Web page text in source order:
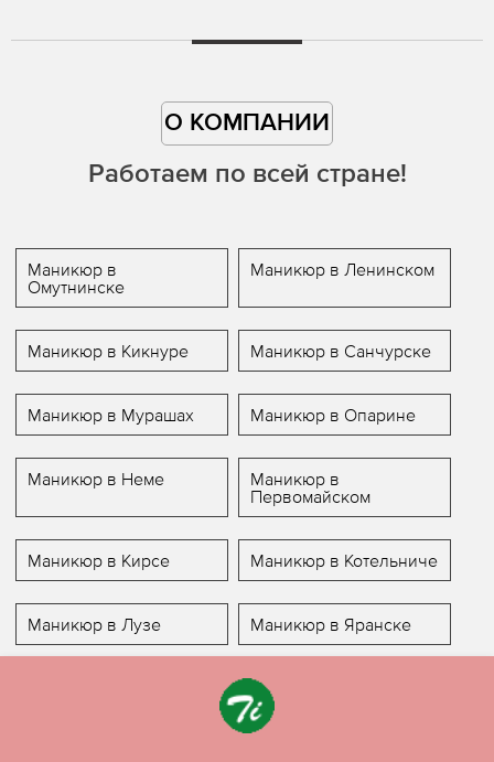
О КОМПАНИИ
Работаем по всей стране!
Маникюр в
Омутнинске
Маникюр в Ленинском
Маникюр в Кикнуре Маникюр в Санчурске
Маникюр в Мурашах Маникюр в Опарине
Маникюр в Неме
Маникюр в
Первомайском
Маникюр в Кирсе Маникюр в Котельниче
Маникюр в Лузе Маникюр в Яранске